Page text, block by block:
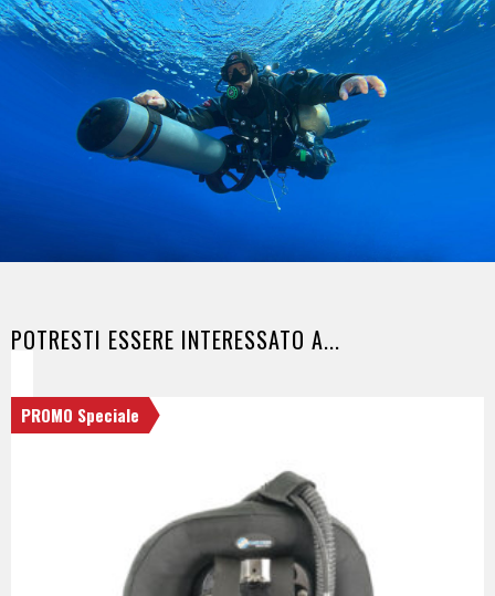
POTRESTI ESSERE INTERESSATO A...
PROMO Speciale